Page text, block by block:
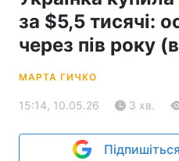
за $5,5 тисячі:
через пів року
МАРТА ГИЧКО
15:14, 10.05.26 3 хв.